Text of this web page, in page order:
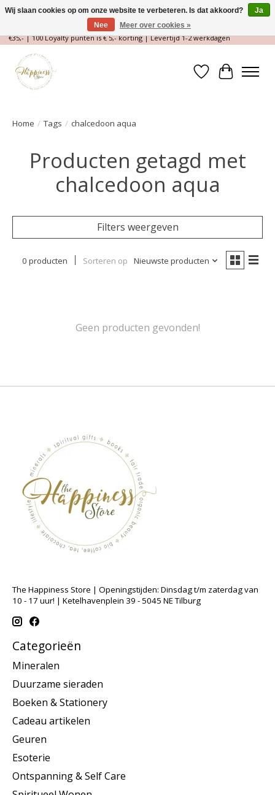
Magische Conceptstore, Edelstenen & Spirituele winkel | Gratis verzending >
€35,- | 100 Loyalty punten is € 5,- korting | Levertijd 1-2 werkdagen
Verlanglijst
Home / Tags / chalcedoon aqua
Producten getagd met
chalcedoon aqua
Filters weergeven
0 producten Sorteren op Nieuwste producten
Geen producten gevonden!
The Happiness Store | Openingstijden: Dinsdag t/m zaterdag van
10 - 17 uur! | Ketelhavenplein 39 - 5045 NE Tilburg
Categorieën
Mineralen
Duurzame sieraden
Boeken & Stationery
Cadeau artikelen
Geuren
Esoterie
Ontspanning & Self Care
Wij slaan cookies op om onze website te verbeteren. Is dat akkoord?
Ja
Nee
Meer over cookies »